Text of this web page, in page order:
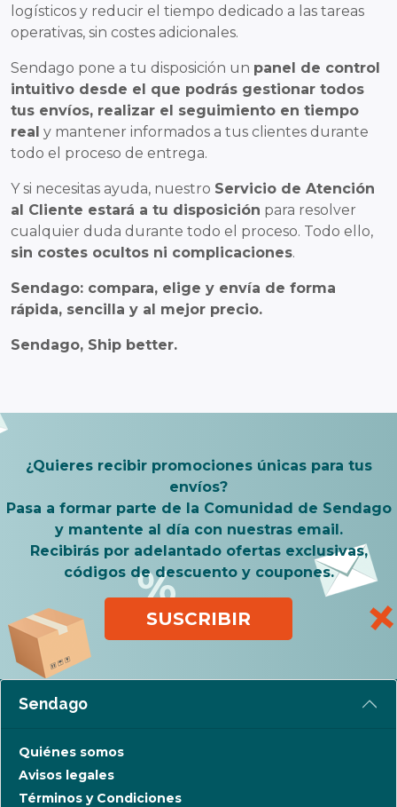
logísticos y reducir el tiempo dedicado a las tareas
operativas, sin costes adicionales.
Sendago pone a tu disposición un panel de control
intuitivo desde el que podrás gestionar todos
tus envíos, realizar el seguimiento en tiempo
real y mantener informados a tus clientes durante
todo el proceso de entrega.
Y si necesitas ayuda, nuestro Servicio de Atención
al Cliente estará a tu disposición para resolver
cualquier duda durante todo el proceso. Todo ello,
sin costes ocultos ni complicaciones.
Sendago: compara, elige y envía de forma
rápida, sencilla y al mejor precio.
Sendago, Ship better.
¿Quieres recibir promociones únicas para tus
envíos?
Pasa a formar parte de la Comunidad de Sendago
y mantente al día con nuestras email.
Recibirás por adelantado ofertas exclusivas,
códigos de descuento y coupones.
SUSCRIBIR
Sendago
Quiénes somos
Avisos legales
Términos y Condiciones